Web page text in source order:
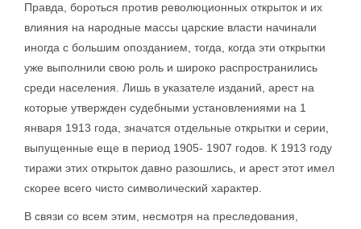
Правда, бороться против революционных открыток и их
влияния на народные массы царские власти начинали
иногда с большим опозданием, тогда, когда эти открытки
уже выполнили свою роль и широко распространились
среди населения. Лишь в указателе изданий, арест на
которые утвержден судебными установлениями на 1
января 1913 года, значатся отдельные открытки и серии,
выпущенные еще в период 1905- 1907 годов. К 1913 году
тиражи этих открыток давно разошлись, и арест этот имел
скорее всего чисто символический характер.
В связи со всем этим, несмотря на преследования,